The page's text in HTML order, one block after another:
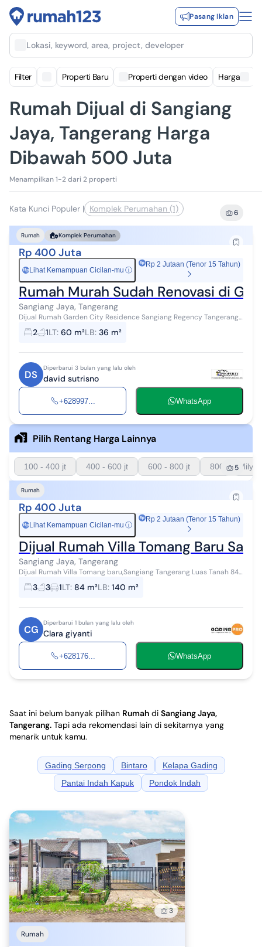
Pasang Iklan
Lokasi, keyword, area, project, developer
Filter Properti Baru Properti dengan video Harga
Rumah Dijual di Sangiang
Jaya, Tangerang Harga
Dibawah 500 Juta
Menampilkan 1-2 dari 2 properti
Kata Kunci Populer | Komplek Perumahan (1) 6
Rumah Komplek Perumahan
Rp 400 Juta
Rp Lihat Kemampuan Cicilan-mu ⓘ
Rp 2 Jutaan (Tenor 15 Tahun)
Rumah Murah Sudah Renovasi di
Sangiang Jaya, Tangerang
Dijual Rumah Garden City Residence Sangiang Regency Tangerang
Luas tanah 60 (6x10) Luas bangunan 36 Kamar tidur 2 Kamar mandi
1 SHM Sudah renov...
2 1LT: 60 m²LB: 36 m²
DS
Diperbarui 3 bulan yang lalu oleh
david sutrisno
+628997... WhatsApp
Pilih Rentang Harga Lainnya
100 - 400 jt 400 - 600 jt 600 - 800 jt 800 - 1 Milyar
5
Rumah
Rp 400 Juta
Rp Lihat Kemampuan Cicilan-mu ⓘ
Rp 2 Jutaan (Tenor 15 Tahun)
Dijual Rumah Villa Tomang Baru
Sangiang Jaya, Tangerang
Dijual Rumah Villa Tomang baru,Sangiang Tangerang Luas Tanah 84
(6×14) Luas Bangunan, 140 2 lantai KT 3 KM 3 Surat SHM Harga 400 jt
Nego3 3 1LT: 84 m²LB: 140 m²
CG
Diperbarui 1 bulan yang lalu oleh
Clara giyanti
+628176... WhatsApp
Saat ini belum banyak pilihan Rumah di Sangiang Jaya,
Tangerang. Tapi ada rekomendasi lain di sekitarnya yang
menarik untuk kamu.
Gading Serpong Bintaro
Kelapa Gading
Pantai Indah Kapuk
Pondok Indah
3
Rumah